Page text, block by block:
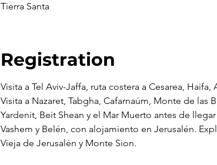
Tierra Santa
Registration
Visita a Tel Aviv-Jaffa, ruta costera a Cesarea,
Visita a Nazaret, Tabgha, Cafarnaúm, Monte de las
Yardenit, Beit Shean y el Mar Muerto antes de
Vashem y Belén, con alojamiento en Jerusalén.
Vieja de Jerusalén y Monte Sion.